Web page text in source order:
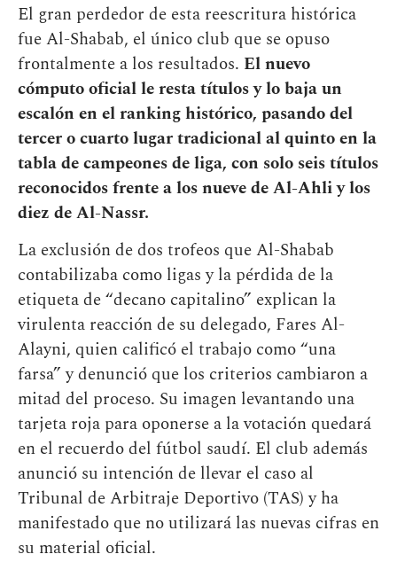
El gran perdedor de esta reescritura histórica
fue Al-Shabab, el único club que se opuso
frontalmente a los resultados. El nuevo
cómputo oficial le resta títulos y lo baja un
escalón en el ranking histórico, pasando del
tercer o cuarto lugar tradicional al quinto en la
tabla de campeones de liga, con solo seis títulos
reconocidos frente a los nueve de Al-Ahli y los
diez de Al-Nassr.
La exclusión de dos trofeos que Al-Shabab
contabilizaba como ligas y la pérdida de la
etiqueta de “decano capitalino” explican la
virulenta reacción de su delegado, Fares Al-
Alayni, quien calificó el trabajo como “una
farsa” y denunció que los criterios cambiaron a
mitad del proceso. Su imagen levantando una
tarjeta roja para oponerse a la votación quedará
en el recuerdo del fútbol saudí. El club además
anunció su intención de llevar el caso al
Tribunal de Arbitraje Deportivo (TAS) y ha
manifestado que no utilizará las nuevas cifras en
su material oficial.